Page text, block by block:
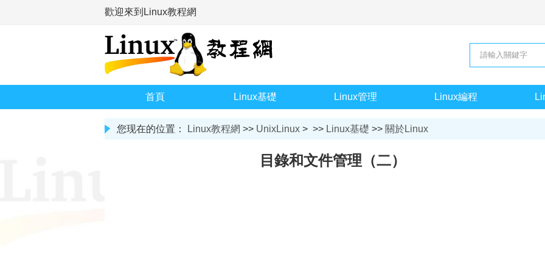
歡迎來到Linux教程網
首頁 Linux基礎 Linux管理 Linux編程
您现在的位置： Linux教程網 >> UnixLinux > >> Linux基礎 >> 關於Linux
目錄和文件管理（二）